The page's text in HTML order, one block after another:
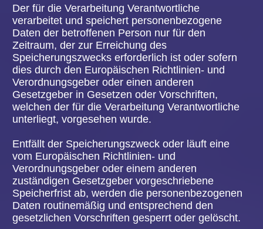
Die betroffene Person hat Widerspruch gegen die
Verarbeitung gem. Art. 21 Abs. 1 DS-GVO
eingelegt und es steht noch nicht fest, ob die
berechtigten Gründe des Verantwortlichen
gegenüber denen der betroffenen Person
überwiegen.
Sofern eine der oben genannten Voraussetzungen
gegeben ist und eine betroffene Person die
Einschränkung von personenbezogenen Daten,
die bei der Volksbühne Hanau e.V. gespeichert
sind, verlangen möchte, kann sie sich hierzu
jederzeit an einen Mitarbeiter des für die
Verarbeitung Verantwortlichen wenden. Der
Einschränkung der Verarbeitung veranlassen.
f) Recht auf Datenübertragbarkeit
Jede von der Verarbeitung personenbezogener
Daten betroffene Person hat das vom
Europäischen Richtlinien- und Verordnungsgeber
gewährte Recht, die sie betreffenden
personenbezogenen Daten, welche durch die
betroffene Person einem Verantwortlichen